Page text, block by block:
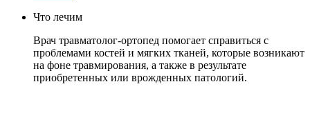
Что лечим
Врач травматолог-ортопед помогает справиться с
проблемами костей и мягких тканей, которые возникают
на фоне травмирования, а также в результате
приобретенных или врожденных патологий.